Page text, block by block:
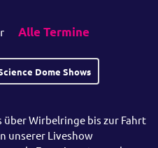
Alle Termine
Dome Shows
über Wirbelringe bis zur Fahrt
unserer Liveshow